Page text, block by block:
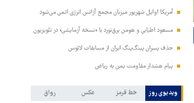
آمریکا اوایل شهریور میزبان مجمع آژانس انرژی اتمی می‌شود
مسعود اطیابی و هومن برق‌نورد با «نسخه آزمایشی» در تلویزیون
حذف پسران پینگ‌پنگ ایران از مسابقات لائوس
پیام هشدار مقاومت یمن به ریاض
ویدیوی روز خط قرمز عکس رواق